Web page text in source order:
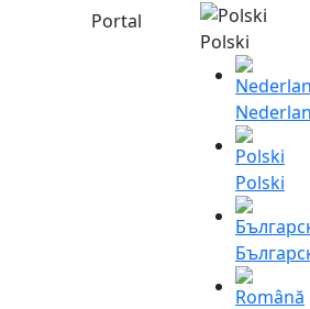
Portal
Polski
Polski